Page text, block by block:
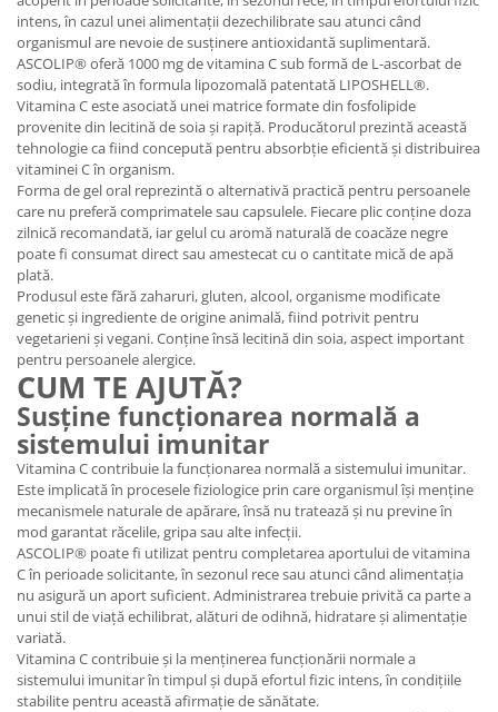
intens, în cazul unei alimentații dezechilibrate sau atunci când
organismul are nevoie de susținere antioxidantă suplimentară.
ASCOLIP® oferă 1000 mg de vitamina C sub formă de L-ascorbat de
sodiu, integrată în formula lipozomală patentată LIPOSHELL®.
Vitamina C este asociată unei matrice formate din fosfolipide
provenite din lecitină de soia și rapiță. Producătorul prezintă această
tehnologie ca fiind concepută pentru absorbție eficientă și distribuirea
vitaminei C în organism.
Forma de gel oral reprezintă o alternativă practică pentru persoanele
care nu preferă comprimatele sau capsulele. Fiecare plic conține doza
zilnică recomandată, iar gelul cu aromă naturală de coacăze negre
poate fi consumat direct sau amestecat cu o cantitate mică de apă
plată.
Produsul este fără zaharuri, gluten, alcool, organisme modificate
genetic și ingrediente de origine animală, fiind potrivit pentru
vegetarieni și vegani. Conține însă lecitină din soia, aspect important
pentru persoanele alergice.
CUM TE AJUTĂ?
Susține funcționarea normală a
sistemului imunitar
Vitamina C contribuie la funcționarea normală a sistemului imunitar.
Este implicată în procesele fiziologice prin care organismul își menține
mecanismele naturale de apărare, însă nu tratează și nu previne în
mod garantat răcelile, gripa sau alte infecții.
ASCOLIP® poate fi utilizat pentru completarea aportului de vitamina
C în perioade solicitante, în sezonul rece sau atunci când alimentația
nu asigură un aport suficient. Administrarea trebuie privită ca parte a
unui stil de viață echilibrat, alături de odihnă, hidratare și alimentație
variată.
Vitamina C contribuie și la menținerea funcționării normale a
sistemului imunitar în timpul și după efortul fizic intens, în condițiile
stabilite pentru această afirmație de sănătate.